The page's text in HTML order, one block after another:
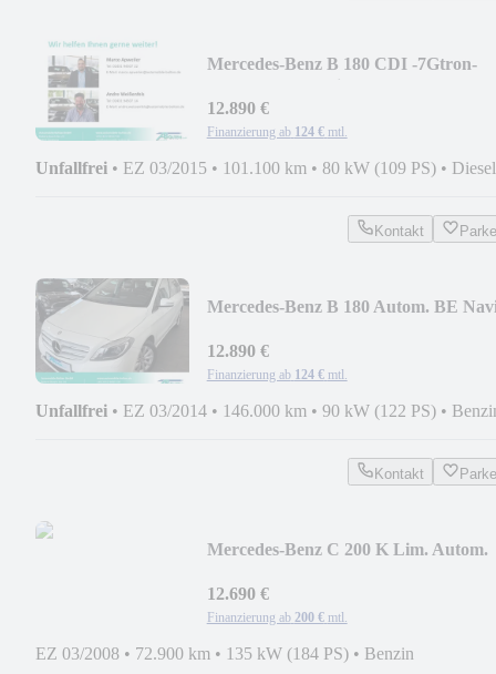
Mercedes-Benz B 180 CDI -7Gtron-
12.890 €
Finanzierung ab 124 € mtl.
Unfallfrei • EZ 03/2015 • 101.100 km • 80 kW (109 PS) • Diesel
Kontakt
Mercedes-Benz B 180 Autom. BE
12.890 €
Finanzierung ab 124 € mtl.
Unfallfrei • EZ 03/2014 • 146.000 km • 90 kW (122 PS) •
Kontakt
Mercedes-Benz C 200 K Lim. Autom.
12.690 €
Finanzierung ab 200 € mtl.
EZ 03/2008 • 72.900 km • 135 kW (184 PS) • Benzin